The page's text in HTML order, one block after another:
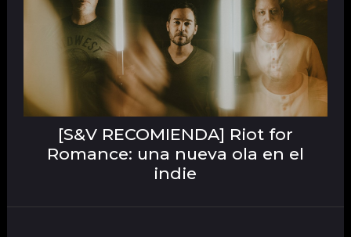
[S&V RECOMIENDA] Riot for
Romance: una nueva ola en el
indie